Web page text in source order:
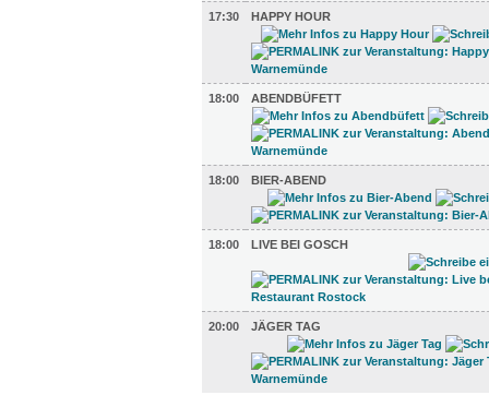
17:30 HAPPY HOUR
18:00 ABENDBÜFETT
18:00 BIER-ABEND
18:00 LIVE BEI GOSCH
20:00 JÄGER TAG